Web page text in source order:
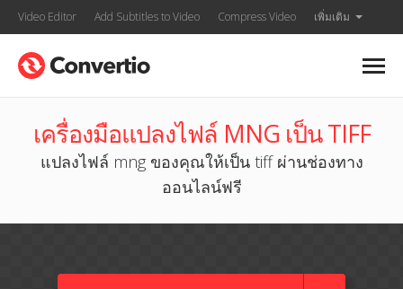
Video Editor Add Subtitles to Video Compress Video เพิ่มเติม
เครื่องมือแปลงไฟล์ MNG เป็น TIFF
แปลงไฟล์ mng ของคุณให้เป็น tiff ผ่านช่องทาง
ออนไลน์ฟรี